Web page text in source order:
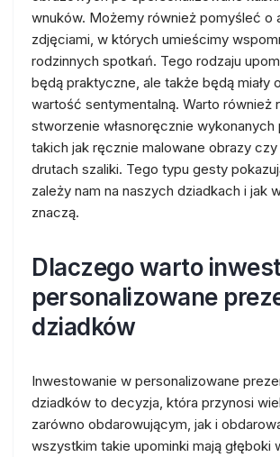
wnuków. Możemy również pomyśleć o
zdjęciami, w których umieścimy
rodzinnych spotkań. Tego rodzaju
będą praktyczne, ale także będą miały
wartość sentymentalną. Warto również
stworzenie własnoręcznie wykonanych
takich jak ręcznie malowane obrazy czy
drutach szaliki. Tego typu gesty
zależy nam na naszych dziadkach i jak
znaczą.
Dlaczego warto
personalizowane
dziadków
Inwestowanie w personalizowane
dziadków to decyzja, która przynosi
zarówno obdarowującym, jak i
wszystkim takie upominki mają głęboki